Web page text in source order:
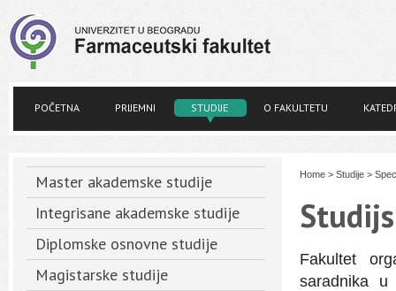
POČETNA PRIJEMNI STUDIJE O FAKULTETU
Master akademske studije
Integrisane akademske studije
Diplomske osnovne studije
Magistarske studije
Home > Studije >
Fakultet
saradnika u